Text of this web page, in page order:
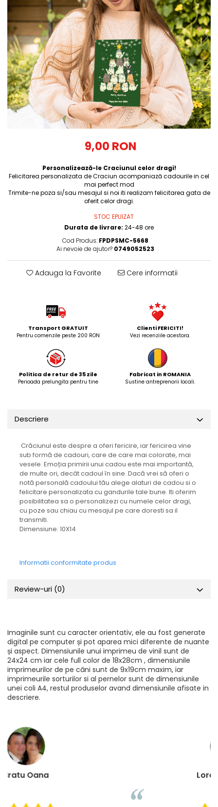
Tricouri Diverse
Tricouri Azi esti Tanar si maine...
Tricouri Motivationale
Tricouri Mamici
Tricouri Pensionari
Tricouri Animalute
Tricouri Stari
Tricouri Gameri
Tricouri Mesaje Virale
Tricouri Zicale Romanesti
Tricouri Copii
9,00 RON
Personalizează-le Craciunul celor dragi!
Felicitarea personalizata de Craciun acompaniază cadourile in cel
mai perfect mod
Trimite-ne poza si/sau mesajul si noi iti realizam felicitarea gata de
oferit celor dragi.
STOC EPUIZAT
Durata de livrare: 24-48 ore
Cod Produs: FPDPSMC-5668
Ai nevoie de ajutor? 0749052523
Adauga la Favorite Cere informatii
Transport GRATUIT
Pentru comenzile peste 200 RON
Clienti FERICITI!
Vezi recenziile acestora.
Politica de retur de 35 zile
Perioada prelungita pentru tine
Fabricat in ROMANIA
Sustine antreprenorii locali.
Descriere
Crăciunul este despre a oferi fericire, iar fericirea vine
sub formă de cadouri, care de care mai colorate, mai
vesele. Emoția primirii unui cadou este mai importantă,
de multe ori, decât cadoul în sine. Dacă vrei să oferi o
notă personală cadoului tău alege alaturi de cadou si o
felicitare personalizata cu gandurile tale bune. Iti oferim
posibilitatea sa o personalizezi cu numele celor dragi,
cu poze sau chiau cu mesajul pe care doresti sa il
transmiti.
Dimensiune: 10X14
Informatii conformitate produs
Review-uri (0)
Imaginile sunt cu caracter orientativ, ele au fost generate
digital pe computer și pot aparea mici diferente de nuante
și aspect. Dimensiunile unui imprimeu de vinil sunt de
24x24 cm iar cele full color de 18x28cm , dimensiunile
imprimeurilor de pe căni sunt de 9x19cm maxim, iar
imprimeurile sorturilor si al pernelor sunt de dimensiunile
unei coli A4, restul produselor avand dimensiunile afisate in
descriere.